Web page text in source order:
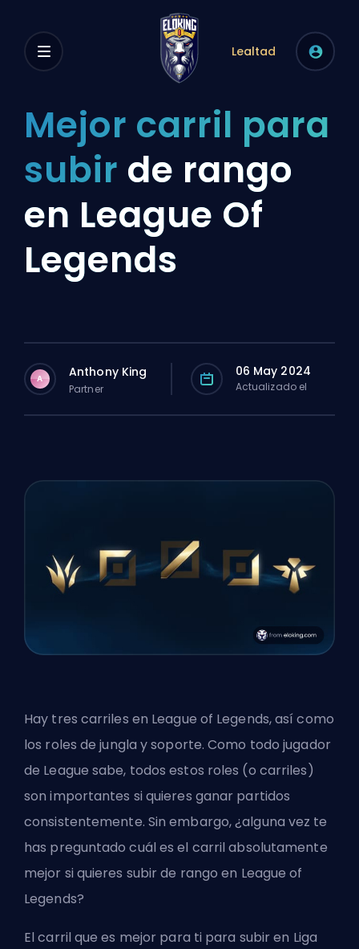
Lealtad
Mejor carril para
subir de rango
en League Of
Legends
A Anthony King
Partner
06 May 2024
Actualizado el
Hay tres carriles en League of Legends, así como
los roles dejungla y soporte. Como todo jugador
de League sabe, todos estos roles (o carriles)
son importantes si quieres ganar partidos
consistentemente. Sin embargo, ¿alguna vez te
has preguntado cuál es el carril absolutamente
mejor si quieres subir de rango en League of
Legends?
El carril que es mejor para ti para subir en Liga